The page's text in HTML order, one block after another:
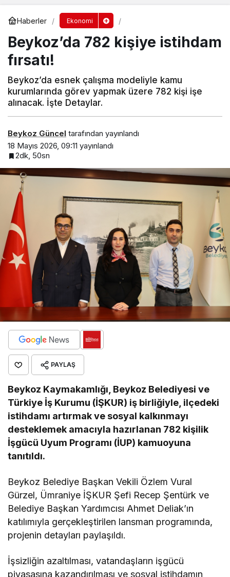
Haberler Ekonomi
Beykoz’da 782 kişiye istihdam
fırsatı!
Beykoz’da esnek çalışma modeliyle kamu
kurumlarında görev yapmak üzere 782 kişi işe
alınacak. İşte Detaylar.
Beykoz Güncel tarafından yayınlandı
18 Mayıs 2026, 09:11 yayınlandı
2dk, 50sn
PAYLAŞ
Beykoz Kaymakamlığı, Beykoz Belediyesi ve
Türkiye İş Kurumu (İŞKUR) iş birliğiyle, ilçedeki
istihdamı artırmak ve sosyal kalkınmayı
desteklemek amacıyla hazırlanan 782 kişilik
İşgücü Uyum Programı (İUP) kamuoyuna
tanıtıldı.
Beykoz Belediye Başkan Vekili Özlem Vural
Gürzel, Ümraniye İŞKUR Şefi Recep Şentürk ve
Belediye Başkan Yardımcısı Ahmet Deliak’ın
katılımıyla gerçekleştirilen lansman programında,
projenin detayları paylaşıldı.
İşsizliğin azaltılması, vatandaşların işgücü
piyasasına kazandırılması ve sosyal istihdamın